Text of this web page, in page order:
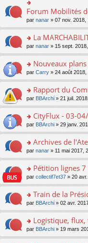
nt
ré
c
e
nt
le
pl
u
s
c
e
nt
n
o
lu
pl
u
s
c
e
nt
g
e
n
o
lu
pl
u
s
c
e
nt
m
e
s
g
e
n
o
lu
pl
u
s
c
e
nt
ult
er
le
m
e
s
g
e
n
o
lu
pl
u
s
c
e
nt
o
n
er
le
m
e
s
a
g
e
n
n
lu
le
pl
u
c
e
nt
Forum Mobilités
par nanar » 07 nov. 2018,
o
n
ult
er
le
m
e
a
g
e
n
n
le
pl
u
ré
c
e
nt
La
par nanar » 15 sept.
o
n
ult
er
le
m
e
a
g
e
n
n
le
pl
u
ré
c
e
Nouveaux
par Carry » 24 août 2018,
o
n
ult
er
le
m
e
a
g
e
n
n
le
pl
u
Rapport du
par BBArchi » 21 juil.
o
n
ult
er
le
m
e
a
g
e
n
n
CityFlux - 03-
par BBArchi » 29 janv.
o
n
ult
er
le
m
e
a
g
e
Archives de
par nanar » 11 mai 2017,
o
n
ult
er
le
m
e
Pétition lignes 7
par collectif7et37 » 20
o
n
ult
er
le
Train de la
par BBArchi » 02 avr.
o
n
Logistique, flux,
par BBArchi » 19 mars